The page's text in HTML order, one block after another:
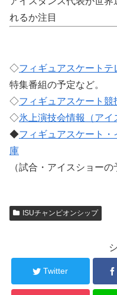
れるか注目
◇フィギュアスケートテ
特集番組の予定など。
◇フィギュアスケート競
◇氷上演技会情報（アイ
◆フィギュアスケート
庫
（試合・アイスショーの
ISUチャンピオンシップ
Twitter